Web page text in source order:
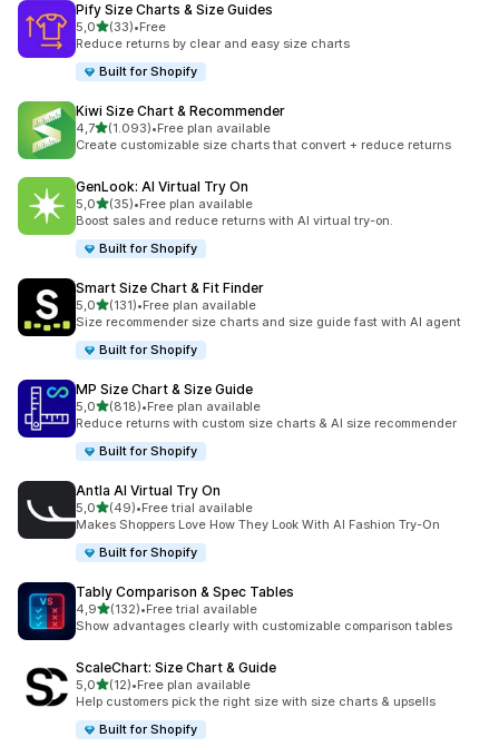
Pify Size Charts & Size Guides
5,05 yıldız üzerinden
(33)
toplam 33 değerlendirme
•Free
Reduce returns by clear and easy size charts
Built for Shopify
Kiwi Size Chart & Recommender
4,75 yıldız üzerinden
(1.093)
toplam 1093 değerlendirme
•Free plan available
Create customizable size charts that convert + reduce returns
GenLook: AI Virtual Try On
5,05 yıldız üzerinden
(35)
toplam 35 değerlendirme
•Free plan available
Boost sales and reduce returns with AI virtual try-on.
Built for Shopify
Smart Size Chart & Fit Finder
5,05 yıldız üzerinden
(131)
toplam 131 değerlendirme
•Free plan available
Size recommender size charts and size guide fast with AI agent
Built for Shopify
MP Size Chart & Size Guide
5,05 yıldız üzerinden
(818)
toplam 818 değerlendirme
•Free plan available
Reduce returns with custom size charts & AI size recommender
Built for Shopify
Antla AI Virtual Try On
5,05 yıldız üzerinden
(49)
toplam 49 değerlendirme
•Free trial available
Makes Shoppers Love How They Look With AI Fashion Try-On
Built for Shopify
Tably Comparison & Spec Tables
4,95 yıldız üzerinden
(132)
toplam 132 değerlendirme
•Free trial available
Show advantages clearly with customizable comparison tables
ScaleChart: Size Chart & Guide
5,05 yıldız üzerinden
(12)
toplam 12 değerlendirme
•Free plan available
Help customers pick the right size with size charts & upsells
Built for Shopify